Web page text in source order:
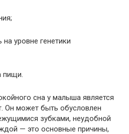
уровне генетики
пищи.
сна у малыша является
Он может быть обусловлен
зубками, неудобной
— это основные причины,